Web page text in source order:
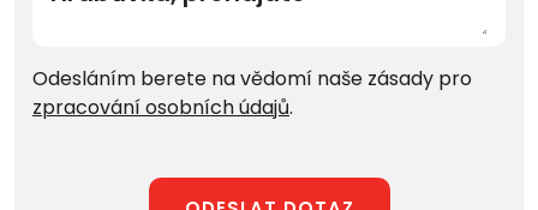
Odesláním berete na vědomí naše zásady pro
zpracování osobních údajů.